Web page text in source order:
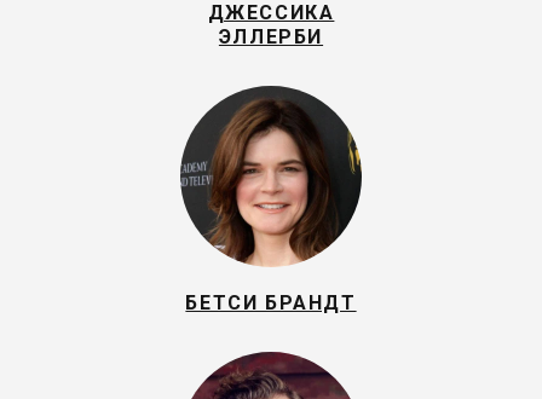
ДЖЕССИКА
ЭЛЛЕРБИ
БЕТСИ БРАНДТ